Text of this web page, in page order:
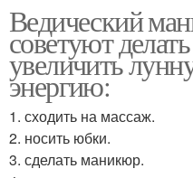
Ведический
советуют
увеличить
энергию:
1. сходить на массаж.
2. носить юбки.
3. сделать маникюр.